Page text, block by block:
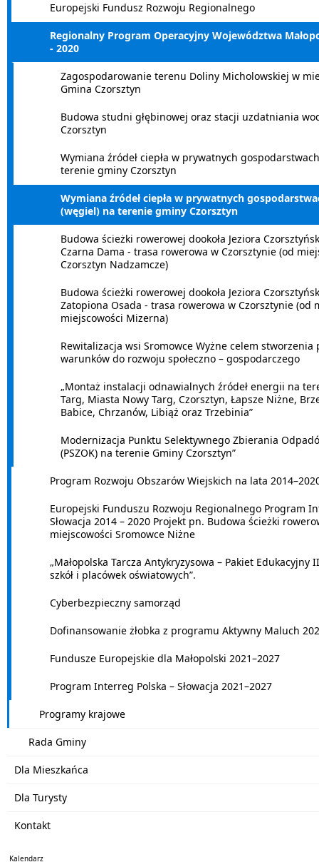
Europejski Fundusz Rozwoju Regionalnego
Regionalny Program Operacyjny Województwa
- 2020
Zagospodarowanie terenu Doliny Micholowskiej w
Gmina Czorsztyn
Budowa studni głębinowej oraz stacji uzdatniania
Czorsztyn
Wymiana źródeł ciepła w prywatnych
terenie gminy Czorsztyn
Wymiana źródeł ciepła w prywatnych
(węgiel) na terenie gminy Czorsztyn
Budowa ścieżki rowerowej dookoła Jeziora
Czarna Dama - trasa rowerowa w Czorsztynie (od
Czorsztyn Nadzamcze)
Budowa ścieżki rowerowej dookoła Jeziora
Zatopiona Osada - trasa rowerowa w Czorsztynie (od
miejscowości Mizerna)
Rewitalizacja wsi Sromowce Wyżne celem
warunków do rozwoju społeczno – gospodarczego
„Montaż instalacji odnawialnych źródeł energii na
Targ, Miasta Nowy Targ, Czorsztyn, Łapsze Niżne,
Babice, Chrzanów, Libiąż oraz Trzebinia”
Modernizacja Punktu Selektywnego Zbierania
(PSZOK) na terenie Gminy Czorsztyn”
Program Rozwoju Obszarów Wiejskich na lata
Europejski Funduszu Rozwoju Regionalnego Program
Słowacja 2014 – 2020 Projekt pn. Budowa ścieżki
miejscowości Sromowce Niżne
„Małopolska Tarcza Antykryzysowa – Pakiet Edukacyjny
szkół i placówek oświatowych”.
Cyberbezpieczny samorząd
Dofinansowanie żłobka z programu Aktywny Maluch
Fundusze Europejskie dla Małopolski 2021–2027
Program Interreg Polska – Słowacja 2021–2027
Programy krajowe
Rada Gminy
Dla Mieszkańca
Dla Turysty
Kontakt
Kalendarz